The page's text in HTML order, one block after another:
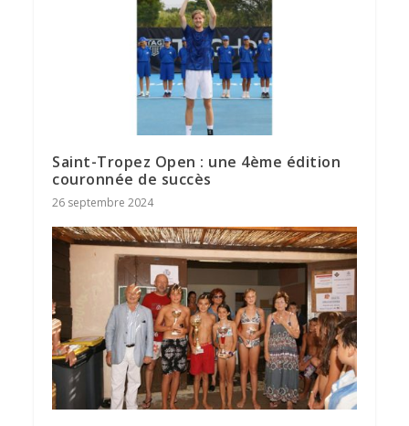
Saint-Tropez Open : une 4ème édition
couronnée de succès
26 septembre 2024